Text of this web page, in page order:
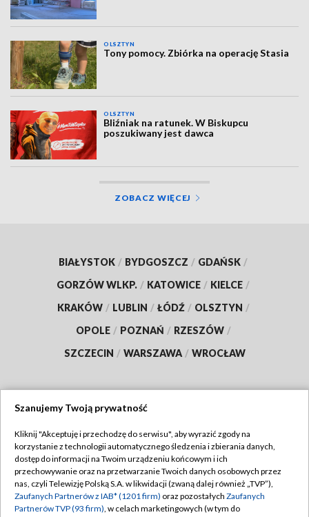
OLSZTYN
Tony pomocy. Zbiórka na operację Stasia
OLSZTYN
Bliźniak na ratunek. W Biskupcu
poszukiwany jest dawca
ZOBACZ WIĘCEJ
BIAŁYSTOK / BYDGOSZCZ / GDAŃSK /
GORZÓW WLKP. / KATOWICE / KIELCE /
KRAKÓW / LUBLIN / ŁÓDŹ / OLSZTYN /
OPOLE / POZNAŃ / RZESZÓW /
SZCZECIN / WARSZAWA / WROCŁAW
TVP
Abonament TVP
Emisja w TVP
Regulamin TVP
Polityka prywatności
Szanujemy Twoją prywatność
Kliknij "Akceptuję i przechodzę do serwisu", aby wyrazić zgody na
korzystanie z technologii automatycznego śledzenia i zbierania danych,
dostęp do informacji na Twoim urządzeniu końcowym i ich
przechowywanie oraz na przetwarzanie Twoich danych osobowych przez
nas, czyli Telewizję Polską S.A. w likwidacji (zwaną dalej również „TVP”),
Zaufanych Partnerów z IAB* (1201 firm) oraz pozostałych Zaufanych
Partnerów TVP (93 firm), w celach marketingowych (w tym do